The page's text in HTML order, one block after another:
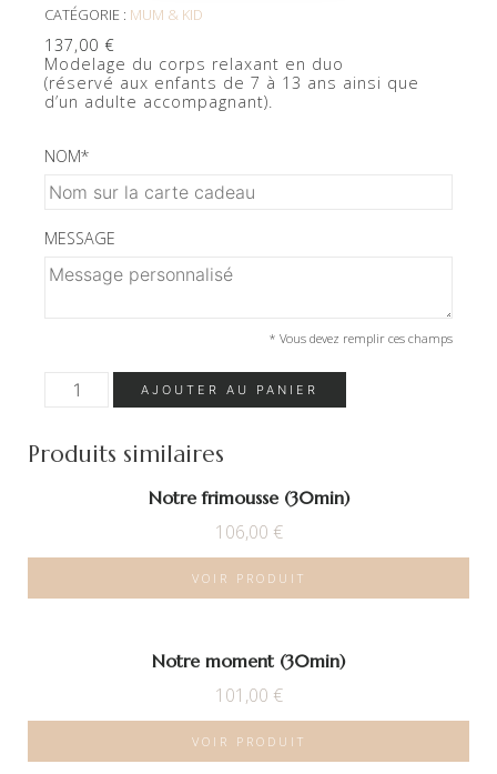
CATÉGORIE : MUM & KID
137,00 €
Modelage du corps relaxant en duo
(réservé aux enfants de 7 à 13 ans ainsi que
d’un adulte accompagnant).
NOM*
MESSAGE
* Vous devez remplir ces champs
quantité
(1h)
AJOUTER AU PANIER
Produits similaires
Notre frimousse (30min)
106,00 €
VOIR PRODUIT
Notre moment (30min)
101,00 €
VOIR PRODUIT